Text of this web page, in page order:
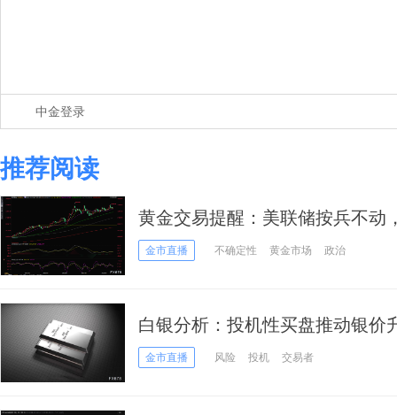
中金登录
推荐阅读
黄金交易提醒：美联储按兵不动
价短线或剑指3300？
金市直播 不确定性 黄金市场 政治
白银分析：投机性买盘推动银价
策略至关重要
金市直播 风险 投机 交易者